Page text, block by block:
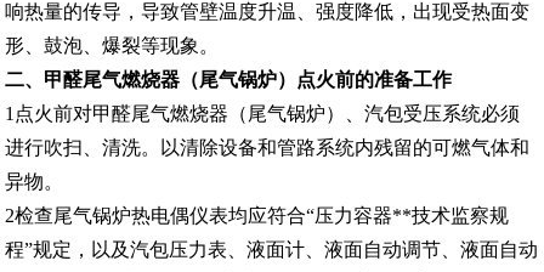
响热量的传导，导致管壁温度升温、强度降低，出现受热面变
形、鼓泡、爆裂等现象。
二、甲醛尾气燃烧器 （尾气锅炉）点火前的准备工作
1点火前对甲醛尾气燃烧器 （尾气锅炉）、汽包受压系统必须
进行吹扫、清洗。以清除设备和管路系统内残留的可燃气体和
异物。
2检查尾气锅炉热电偶仪表均应符合“压力容器**技术监察规
程”规定，以及汽包压力表、液面计、液面自动调节、液面自动